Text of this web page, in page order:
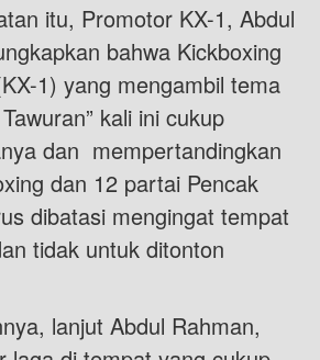
itu, Promotor KX-1, Abdul
bahwa Kickboxing
1) yang mengambil tema
kali ini cukup
dan mempertandingkan
dan 12 partai Pencak
dibatasi mengingat tempat
tidak untuk ditonton
lanjut Abdul Rahman,